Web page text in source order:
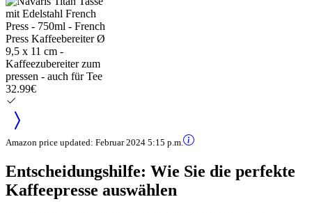
32.99€
Amazon price updated: Februar 2024 5:15 p.m.
Entscheidungshilfe: Wie Sie die perfekte
Kaffeepresse auswählen